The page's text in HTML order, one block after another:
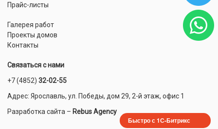
Прайс-листы
Галерея работ
Проекты домов
Контакты
Связаться с нами
+7 (4852) 32-02-55
Адрес: Ярославль, ул. Победы, дом 29, 2-й этаж, офис 1
Разработка сайта – Rebus Agency
Быстро с 1С-Битрикс